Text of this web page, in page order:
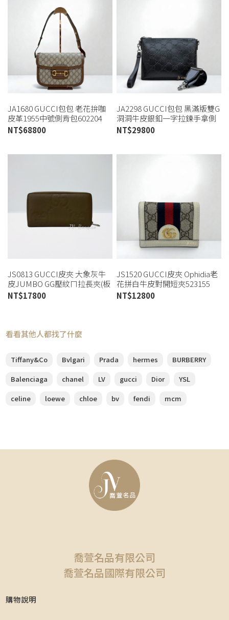
JA1680 GUCCI包包 老花拚咖
皮革1955中號側背包602204
(桃園店)
NT$68800
JA2298 GUCCI包包 黑滿版雙G
洞洞牛皮銀釦一字拉鍊手拿側
背包696009 (桃園店)
NT$29800
JS0813 GUCCI皮夾 大象灰牛
皮JUMBO GG壓紋ㄇ拉長夾(板
橋店)
NT$17800
JS1520 GUCCI皮夾 Ophidia老
花拼白牛皮對開短夾523155
(板橋店)
NT$12800
看看其他人都找了什麼
Tiffany&Co Bvlgari Prada hermes
BURBERRY
Balenciaga
chanel LV gucci Dior
YSL
celine
loewe chloe bv fendi mcm
喬萱名品有限公司
喬萱名品國際有限公司
購物說明